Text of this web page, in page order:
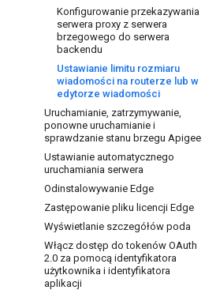
Konfigurowanie przekazywania
serwera proxy z serwera
brzegowego do serwera
backendu
Ustawianie limitu rozmiaru
wiadomości na routerze lub w
edytorze wiadomości
Uruchamianie, zatrzymywanie,
ponowne uruchamianie i
sprawdzanie stanu brzegu Apigee
Ustawianie automatycznego
uruchamiania serwera
Odinstalowywanie Edge
Zastępowanie pliku licencji Edge
Wyświetlanie szczegółów poda
Włącz dostęp do tokenów OAuth
2.0 za pomocą identyfikatora
użytkownika i identyfikatora
aplikacji